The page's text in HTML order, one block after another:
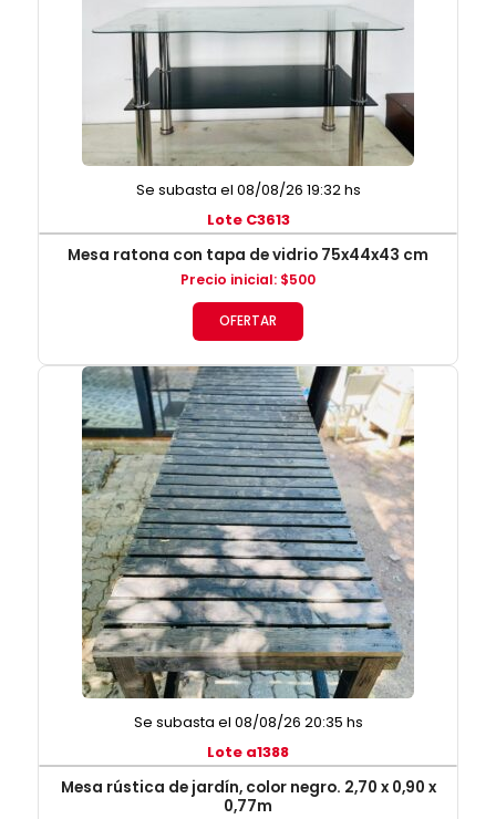
Se subasta el 08/08/26 19:32 hs
Lote C3613
Mesa ratona con tapa de vidrio 75x44x43 cm
Precio inicial: $500
OFERTAR
Se subasta el 08/08/26 20:35 hs
Lote a1388
Mesa rústica de jardín, color negro. 2,70 x 0,90 x
0,77m